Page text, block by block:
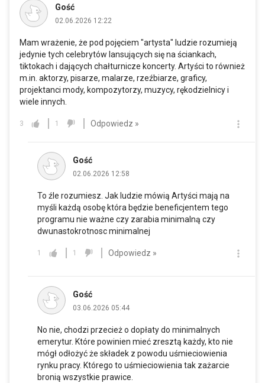
Gość
02.06.2026 12:22
Mam wrażenie, że pod pojęciem "artysta" ludzie rozumieją
jedynie tych celebrytów lansujących się na ściankach,
tiktokach i dających chałturnicze koncerty. Artyści to również
m.in. aktorzy, pisarze, malarze, rzeźbiarze, graficy,
projektanci mody, kompozytorzy, muzycy, rękodzielnicy i
wiele innych.
3 1 Odpowiedz »
Gość
02.06.2026 12:58
To źle rozumiesz. Jak ludzie mówią Artyści mają na
myśli każdą osobę która będzie beneficjentem tego
programu nie ważne czy zarabia minimalną czy
dwunastokrotnosc minimalnej
1 1 Odpowiedz »
Gość
03.06.2026 05:44
No nie, chodzi przecież o dopłaty do minimalnych
emerytur. Które powinien mieć zresztą każdy, kto nie
mógł odłożyć że składek z powodu uśmieciowienia
rynku pracy. Którego to uśmieciowienia tak zażarcie
bronią wszystkie prawice.